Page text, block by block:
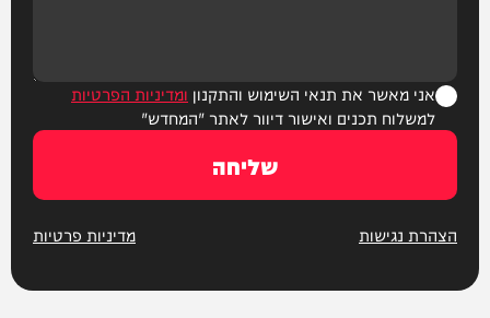
אני מאשר את תנאי השימוש והתקנון ומדיניות הפרטיות
למשלוח תכנים ואישור דיוור לאתר "המחדש"
שליחה
הצהרת נגישות מדיניות פרטיות